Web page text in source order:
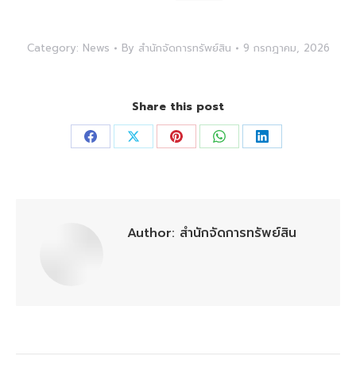
Category: News By สำนักจัดการทรัพย์สิน 9 กรกฎาคม, 2026
Share this post
Share Share Share Share Share
Author: สำนักจัดการทรัพย์สิน